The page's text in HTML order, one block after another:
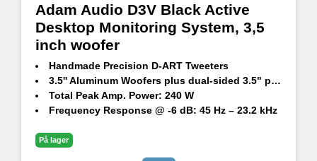
Adam Audio D3V Black Active
Desktop Monitoring System, 3,5
inch woofer
Handmade Precision D-ART Tweeters
3.5'' Aluminum Woofers plus dual-sided 3.5" passive radiators
Total Peak Amp. Power: 240 W
Frequency Response @ -6 dB: 45 Hz – 23.2 kHz
På lager